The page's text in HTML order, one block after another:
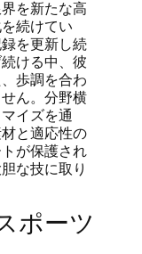
を新たな高
続けてい
を更新し続
ける中、彼
歩調を合わ
ん。分野横
イズを通
と適応性の
が保護され
な技に取り
ポーツ